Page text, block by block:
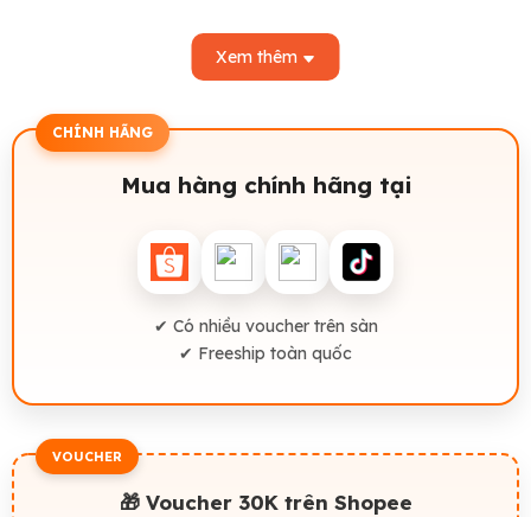
đang bắt đầu nhận biết cảm xúc và
mở rộng khả năng gắn kết và giao tiếp. Nội dung gần gũi giúp
bé tiếp thu giá trị tình cảm một cách tự nhiên, trong không khí
vui vẻ, không áp lực.
Một bộ Ehon giản dị nhưng giàu giá trị giáo dục, để mỗi lần
Xem thêm
CHÍNH HÃNG
Mua hàng chính hãng tại
✔ Có nhiều voucher trên sàn
✔ Freeship toàn quốc
VOUCHER
🎁 Voucher 30K trên Shopee